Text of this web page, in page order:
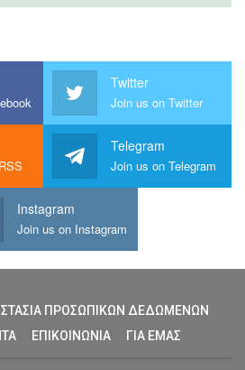
Twitter
Join us on Twitter
Telegram
Join us on Telegram
Instagram
Join us on Instagram
ΠΡΟΣΩΠΙΚΩΝ ΔΕΔΩΜΕΝΩΝ
ΕΠΙΚΟΙΝΩΝΙΑ ΓΙΑ ΕΜΑΣ